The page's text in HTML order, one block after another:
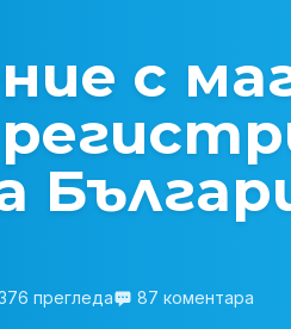
с
прегледа 87 коментара